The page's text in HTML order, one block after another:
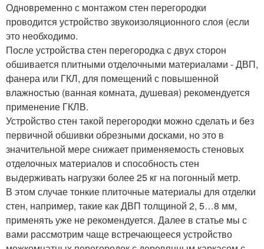
Одновременно с монтажом стен перегородки
проводится устройство звукоизоляционного слоя (если
это необходимо.
После устройства стен перегородка с двух сторон
обшивается плитными отделочными материалами - ДВП,
фанера или ГКЛ, для помещений с повышенной
влажностью (ванная комната, душевая) рекомендуется
применение ГКЛВ.
Устройство стен такой перегородки можно сделать и без
первичной обшивки обрезными досками, но это в
значительной мере снижает применяемость стеновых
отделочных материалов и способность стен
выдерживать нагрузки более 25 кг на погонный метр.
В этом случае тонкие плиточные материалы для отделки
стен, например, такие как ДВП толщиной 2, 5…8 мм,
применять уже не рекомендуется. Далее в статье мы с
вами рассмотрим чаще встречающееся устройство